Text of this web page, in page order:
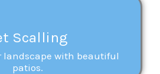
Scalling
landscape with beautiful
patios.